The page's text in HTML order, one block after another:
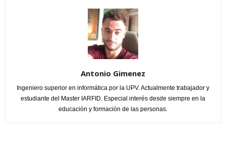
Antonio Gimenez
Ingeniero superior en informática por la UPV. Actualmente trabajador y
estudiante del Master IARFID. Especial interés desde siempre en la
educación y formación de las personas.